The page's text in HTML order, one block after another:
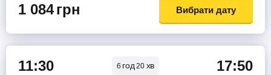
1 084грн Вибрати дату
11:30 6 год20 хв 17:50